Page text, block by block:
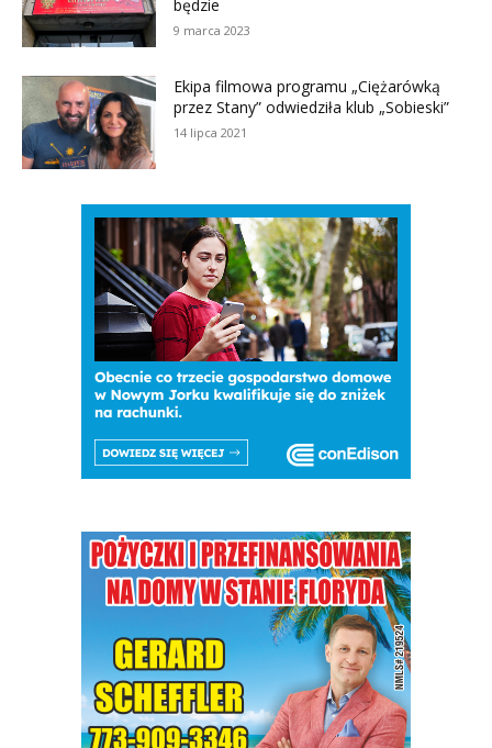
będzie
9 marca 2023
Ekipa filmowa programu „Ciężarówką
przez Stany” odwiedziła klub „Sobieski”
14 lipca 2021